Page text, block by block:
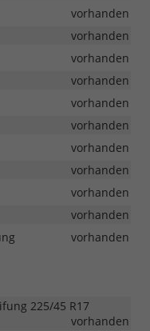
vorhanden
vorhanden
vorhanden
vorhanden
vorhanden
vorhanden
vorhanden
vorhanden
vorhanden
vorhanden
vorhanden
225/45 R17
vorhanden